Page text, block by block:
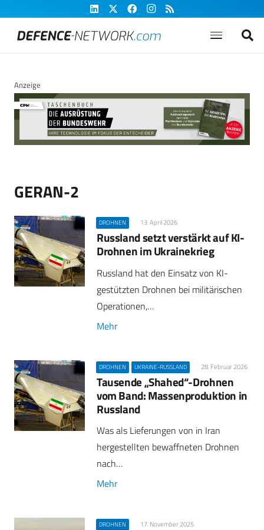
Anzeige
GERAN-2
DROHNEN 13. April 2026
Russland setzt verstärkt auf KI-
Drohnen im Ukrainekrieg
Russland hat den Einsatz von KI-
gestützten Drohnen bei militärischen
Operationen,…
Mehr
DROHNEN UKRAINE-RUSSLAND 28. Februar 2026
Tausende „Shahed“-Drohnen
vom Band: Massenproduktion in
Russland
Was als Lieferungen von in Iran
hergestellten bewaffneten Drohnen
nach…
Mehr
DROHNEN 17. November 2025